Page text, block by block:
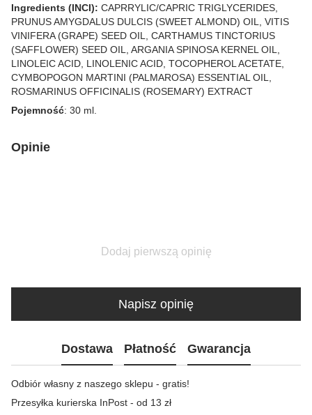
Ingredients (INCI): CAPRRYLIC/CAPRIC TRIGLYCERIDES,
PRUNUS AMYGDALUS DULCIS (SWEET ALMOND) OIL, VITIS
VINIFERA (GRAPE) SEED OIL, CARTHAMUS TINCTORIUS
(SAFFLOWER) SEED OIL, ARGANIA SPINOSA KERNEL OIL,
LINOLEIC ACID, LINOLENIC ACID, TOCOPHERОL ACETATE,
CYMBOPOGON MARTINI (PALMAROSA) ESSENTIAL OIL,
ROSMARINUS OFFICINALIS (ROSEMARY) EXTRACT
Pojemność: 30 ml.
Opinie
Dodaj pierwszą opinię
Napisz opinię
Dostawa Płatność Gwarancja
Odbiór własny z naszego sklepu - gratis!
Przesyłka kurierska InPost - od 13 zł